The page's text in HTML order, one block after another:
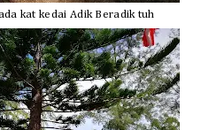
kat kedai Adik Beradik tuh